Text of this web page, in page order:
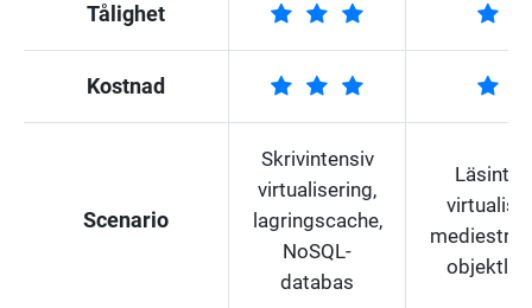
Tålighet
Kostnad
Scenario
Skrivintensiv
virtualisering,
lagringscache,
NoSQL-
databas